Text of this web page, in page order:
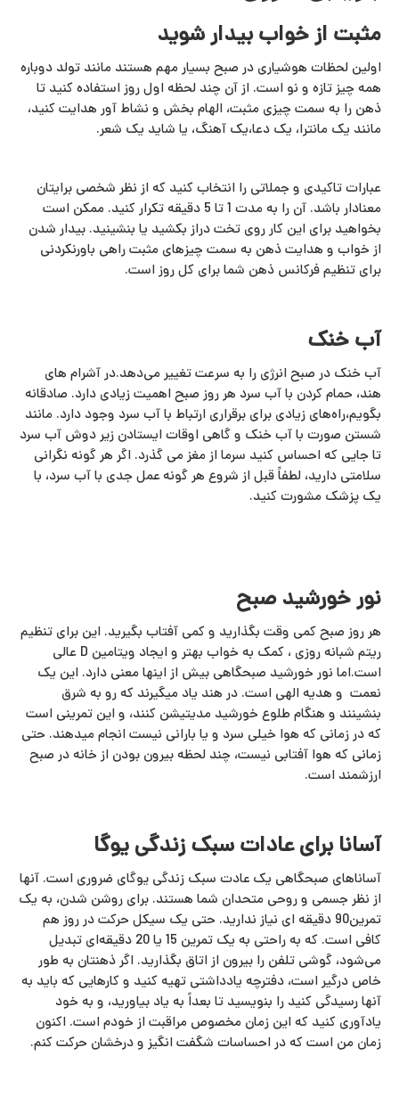
مثبت از خواب بیدار شوید
اولین لحظات هوشیاری در صبح بسیار مهم هستند مانند تولد دوباره
همه چیز تازه و نو است. از آن چند لحظه اول روز استفاده کنید تا
ذهن را به سمت چیزی مثبت، الهام بخش و نشاط آور هدایت کنید،
مانند یک مانترا، یک دعا،یک آهنگ، یا شاید یک شعر.
عبارات تاکیدی و جملاتی را انتخاب کنید که از نظر شخصی برایتان
معنادار باشد. آن را به مدت 1 تا 5 دقیقه تکرار کنید. ممکن است
بخواهید برای این کار روی تخت دراز بکشید یا بنشینید. بیدار شدن
از خواب و هدایت ذهن به سمت چیزهای مثبت راهی باورنکردنی
برای تنظیم فرکانس ذهن شما برای کل روز است.
آب خنک
آب خنک در صبح انرژی را به سرعت تغییر می‌دهد.در آشرام‌ های
هند، حمام کردن با آب سرد هر روز صبح اهمیت زیادی دارد. صادقانه
بگویم،راه‌های زیادی برای برقراری ارتباط با آب سرد وجود دارد. مانند
شستن صورت با آب خنک و گاهی اوقات ایستادن زیر دوش آب سرد
تا جایی که احساس کنید سرما از مغز می گذرد. اگر هر گونه نگرانی
سلامتی دارید، لطفاً قبل از شروع هر گونه عمل جدی با آب سرد، با
یک پزشک مشورت کنید.
نور خورشید صبح
هر روز صبح کمی وقت بگذارید و کمی آفتاب بگیرید. این برای تنظیم
ریتم شبانه روزی ، کمک به خواب بهتر و ایجاد ویتامین D عالی
است.اما نور خورشید صبحگاهی بیش از اینها معنی دارد. این یک
نعمت و هدیه الهی است. در هند یاد میگیرند که رو به شرق
بنشینند و هنگام طلوع خورشید مدیتیشن کنند، و این تمرینی است
که در زمانی که هوا خیلی سرد و یا بارانی نیست انجام میدهند. حتی
زمانی که هوا آفتابی نیست، چند لحظه بیرون بودن از خانه در صبح
ارزشمند است.
آسانا برای عادات سبک زندگی یوگا
آساناهای صبحگاهی یک عادت سبک زندگی یوگای ضروری است. آنها
از نظر جسمی و روحی متحدان شما هستند. برای روشن شدن، به یک
تمرین90 دقیقه ای نیاز ندارید. حتی یک سیکل حرکت در روز هم
کافی است. که به راحتی به یک تمرین 15 یا 20 دقیقه‌ای تبدیل
می‌شود، گوشی تلفن را بیرون از اتاق بگذارید. اگر ذهنتان به طور
خاص درگیر است، دفترچه یادداشتی تهیه کنید و کارهایی که باید به
آنها رسیدگی کنید را بنویسید تا بعداً به یاد بیاورید، و به خود
یادآوری کنید که این زمان مخصوص مراقبت از خودم است. اکنون
زمان من است که در احساسات شگفت انگیز و درخشان حرکت کنم.